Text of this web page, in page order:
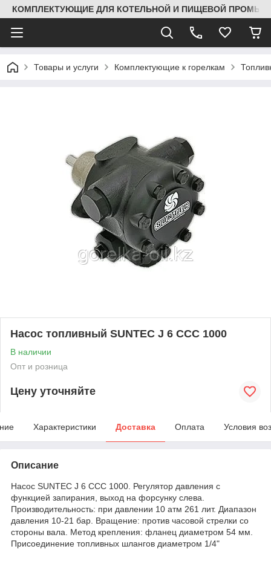
КОМПЛЕКТУЮЩИЕ ДЛЯ КОТЕЛЬНОЙ И ПИЩЕВОЙ
Товары и услуги Комплектующие к горелкам
Насос топливный SUNTEC J 6 CCC 1000
В наличии
Опт и розница
Цену уточняйте
Характеристики Доставка Оплата Условия
Описание
Насос SUNTEC J 6 CCC 1000. Регулятор давления с
функцией запирания, выход на форсунку слева.
Производительность: при давлении 10 атм 261 лит. Диапазон
давления 10-21 бар. Вращение: против часовой стрелки со
стороны вала. Метод крепления: фланец диаметром 54 мм.
Присоединение топливных шлангов диаметром 1/4"